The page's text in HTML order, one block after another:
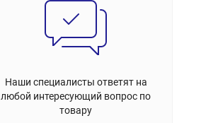
Наши специалисты ответят на
любой интересующий вопрос по
товару